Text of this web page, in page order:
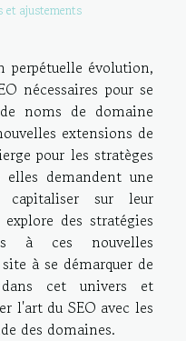
et ajustements
perpétuelle évolution,
nécessaires pour se
noms de domaine
extensions de
pour les stratèges
demandent une
capitaliser sur leur
des stratégies
à ces nouvelles
à se démarquer de
cet univers et
l'art du SEO avec les
des domaines.